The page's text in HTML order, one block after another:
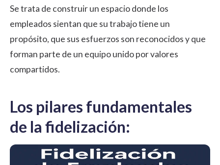
Se trata de construir un espacio donde los
empleados sientan que su trabajo tiene un
propósito, que sus esfuerzos son reconocidos y que
forman parte de un equipo unido por valores
compartidos.
Los pilares fundamentales
de la fidelización: